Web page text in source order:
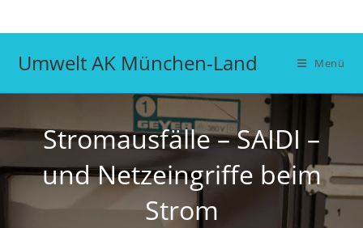
Inhalt
Umwelt AK München-Land Menü
Stromausfälle – SAIDI –
und Netzeingriffe beim
Strom